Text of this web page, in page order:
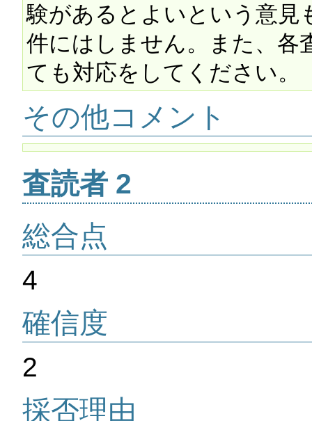
験があるとよいという意見
件にはしません。また、各
その他コメント
査読者 2
総合点
4
確信度
2
採否理由